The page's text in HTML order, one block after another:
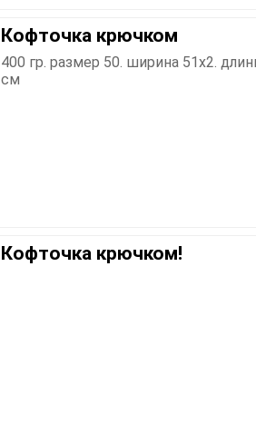
Кофточка крючком
400 гр. размер 50. ширина 51х2.
см
Кофточка крючком!